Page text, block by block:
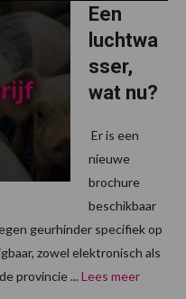
Een
luchtwa
sser,
wat nu?
Er is een
nieuwe
brochure
beschikbaar
geurhinder specifiek op
zowel elektronisch als
provincie ... Lees meer